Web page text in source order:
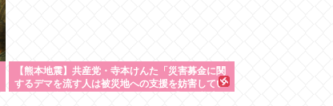
【熊本地震】共産党・寺本けんた「災害募金に関
するデマを流す人は被災地への支援を妨害してい